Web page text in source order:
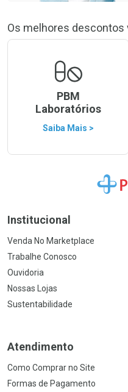
Os melhores descontos
PBM
Laboratórios
Saiba Mais >
Ir para
Institucional
Venda No Marketplace
Trabalhe Conosco
Ouvidoria
Nossas Lojas
Sustentabilidade
Atendimento
Como Comprar no Site
Formas de Pagamento